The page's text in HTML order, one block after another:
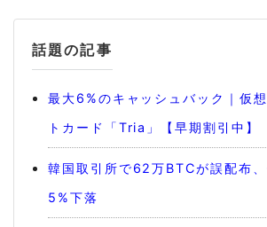
話題の記事
最大6%のキャッシュバック｜仮
トカード「Tria」【早期割引中】
韓国取引所で62万BTCが誤配布、
5%下落